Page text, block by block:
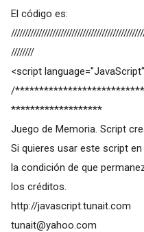
El código es:
////////
<script
/
*******************
Juego de Memoria. Script
Si quieres usar este script
la condición de que
los créditos.
http://javascript.tunait.com
tunait@yahoo.com